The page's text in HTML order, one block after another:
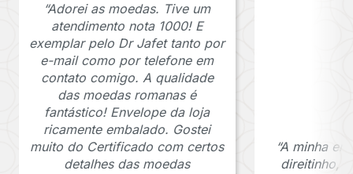
“Adorei as moedas. Tive um
atendimento nota 1000! E
exemplar pelo Dr Jafet tanto por
e-mail como por telefone em
contato comigo. A qualidade
das moedas romanas é
fantástico! Envelope da loja
ricamente embalado. Gostei
muito do Certificado com certos
detalhes das moedas
“A minha
direitinho,